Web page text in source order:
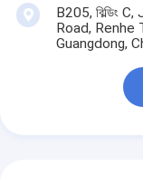
B205, বিল্ডিং
Road, Renhe
Guangdong,